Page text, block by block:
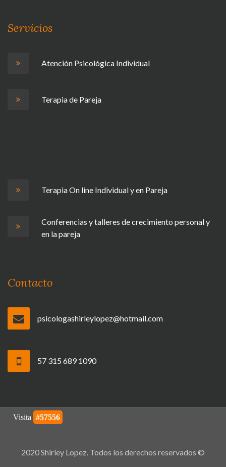
Servicios
Atención Psicológica Individual
Terapia de Pareja
Terapia On line Individual y en Pareja
Conferencias y talleres de crecimiento personal y
en la pareja
Contacto
psicologashirleylopez@hotmail.com
57 315 689 1090
2020 Shirley Lopez. Todos los derechos reservados ©